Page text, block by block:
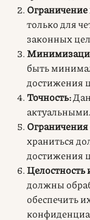
Ограничение
только для
законных
быть
достижения
Точность:
актуальными.
храниться
достижения
Целостность
должны
обеспечить